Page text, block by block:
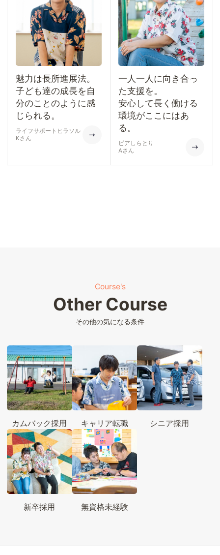
魅力は長所進展法。
子ども達の成長を自
分のことのように感
じられる。
Kさん
ライフサポートヒラソル
一人一人に向き合っ
た支援を。
安心して長く働ける
環境がここにはあ
る。
Aさん
ピアしらとり
その他の気になる条件
Other Course
Course's
カムバック採用 キャリア転職 シニア採用
新卒採用 無資格未経験